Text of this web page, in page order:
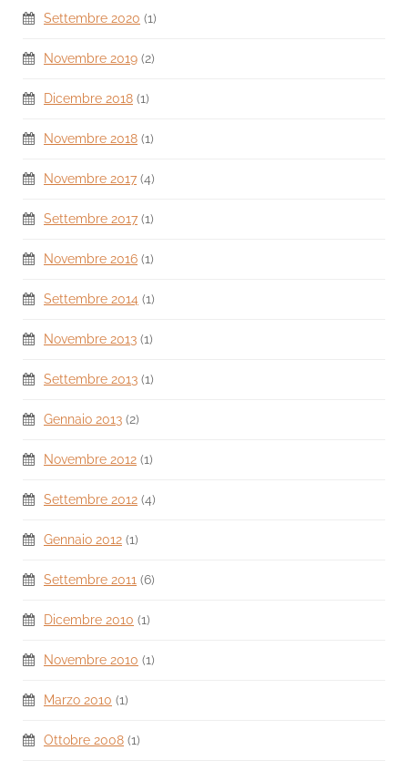
Settembre 2020 (1)
Novembre 2019 (2)
Dicembre 2018 (1)
Novembre 2018 (1)
Novembre 2017 (4)
Settembre 2017 (1)
Novembre 2016 (1)
Settembre 2014 (1)
Novembre 2013 (1)
Settembre 2013 (1)
Gennaio 2013 (2)
Novembre 2012 (1)
Settembre 2012 (4)
Gennaio 2012 (1)
Settembre 2011 (6)
Dicembre 2010 (1)
Novembre 2010 (1)
Marzo 2010 (1)
Ottobre 2008 (1)